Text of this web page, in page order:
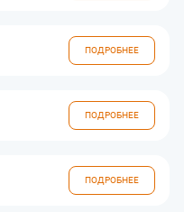
ПОДРОБНЕЕ
ПОДРОБНЕЕ
ПОДРОБНЕЕ